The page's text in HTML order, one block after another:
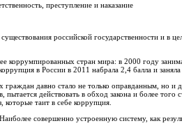
преступление и наказание
российской государственности и в
стран мира: в 2000 году
в России в 2011 набрала 2,4 балла и
давно стало не только оправданным, но
действовать в обход закона и более того
таит в себе коррупция.
совершенно устроенную систему, как